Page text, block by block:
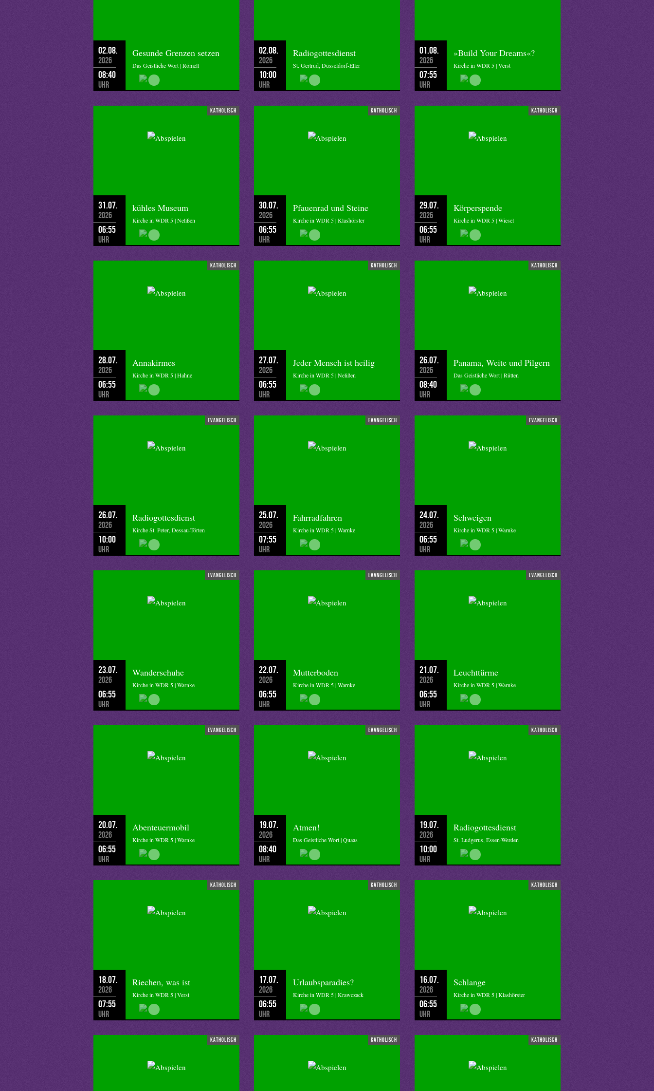
02.08.
2026
08:40
Uhr
Gesunde Grenzen setzen
Das Geistliche Wort | Römelt
02.08.
2026
10:00
Uhr
Radiogottesdienst
St. Gertrud, Düsseldorf-Eller
01.08.
2026
07:55
Uhr
»Build Your Dreams«?
Kirche in WDR 5 | Verst
katholisch
31.07.
2026
06:55
Uhr
kühles Museum
Kirche in WDR 5 | Nelißen
katholisch
30.07.
2026
06:55
Uhr
Pfauenrad und Steine
Kirche in WDR 5 | Klashörster
katholisch
29.07.
2026
06:55
Uhr
Körperspende
Kirche in WDR 5 | Wiesel
katholisch
28.07.
2026
06:55
Uhr
Annakirmes
Kirche in WDR 5 | Hahne
katholisch
27.07.
2026
06:55
Uhr
Jeder Mensch ist heilig
Kirche in WDR 5 | Nelißen
katholisch
26.07.
2026
08:40
Uhr
Panama, Weite und Pilgern
Das Geistliche Wort | Rütten
evangelisch
26.07.
2026
10:00
Uhr
Radiogottesdienst
Kirche St. Peter, Dessau-Törten
evangelisch
25.07.
2026
07:55
Uhr
Fahrradfahren
Kirche in WDR 5 | Warnke
evangelisch
24.07.
2026
06:55
Uhr
Schweigen
Kirche in WDR 5 | Warnke
evangelisch
23.07.
2026
06:55
Uhr
Wanderschuhe
Kirche in WDR 5 | Warnke
evangelisch
22.07.
2026
06:55
Uhr
Mutterboden
Kirche in WDR 5 | Warnke
evangelisch
21.07.
2026
06:55
Uhr
Leuchttürme
Kirche in WDR 5 | Warnke
evangelisch
20.07.
2026
06:55
Uhr
Abenteuermobil
Kirche in WDR 5 | Warnke
evangelisch
19.07.
2026
08:40
Uhr
Atmen!
Das Geistliche Wort | Quaas
katholisch
19.07.
2026
10:00
Uhr
Radiogottesdienst
St. Ludgerus, Essen-Werden
katholisch
18.07.
2026
07:55
Uhr
Riechen, was ist
Kirche in WDR 5 | Verst
katholisch
17.07.
2026
06:55
Uhr
Urlaubsparadies?
Kirche in WDR 5 | Krawczack
katholisch
16.07.
2026
06:55
Uhr
Schlange
Kirche in WDR 5 | Klashörster
katholisch katholisch katholisch